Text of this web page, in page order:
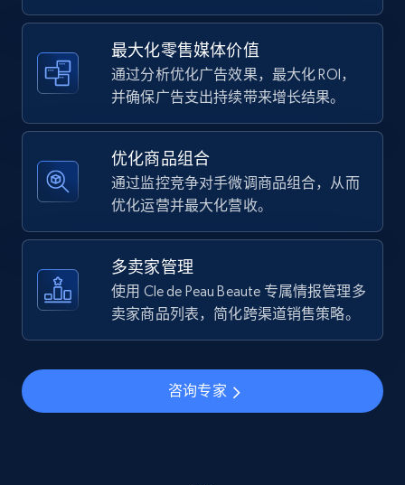
Walmart - products
URL, Final price, Sku, Currency, Gtin,
Specifications, Image urls, Top reviews, and
more.
5.6K+ 877+ 立即开始
URL, Final price, Sku, Currency, Gtin,
Specifications, Image urls, Top reviews, and
more.
最大化零售媒体价值
通过分析优化广告效果，最大化 ROI，
并确保广告支出持续带来增长结果。
优化商品组合
通过监控竞争对手微调商品组合，从而
优化运营并最大化营收。
多卖家管理
使用 Cle de Peau Beaute 专属情报管理多
卖家商品列表，简化跨渠道销售策略。
咨询专家